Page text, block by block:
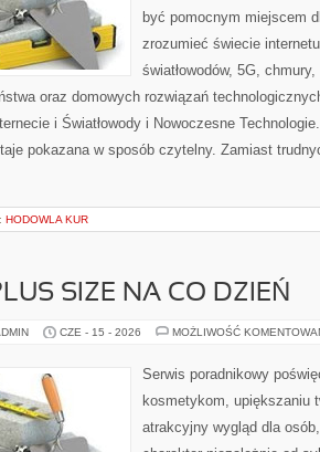
być pomocnym miejscem
zrozumieć świecie
światłowodów, 5G,
oraz domowych rozwiązań
i Światłowody i Nowoczesne
pokazana w sposób czytelny. Zamiast
HODOWLA KUR
SIZE NA CO DZIEŃ
CZE - 15 - 2026 MOŻLIWOŚĆ
Serwis poradnikowy
kosmetykom, upiększaniu
atrakcyjny wygląd dla